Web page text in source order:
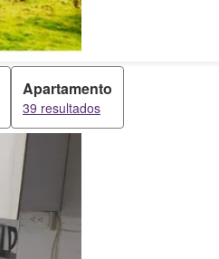
Apartamento
39 resultados